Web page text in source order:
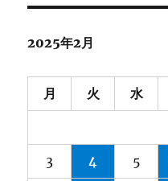
2025年2月
月 火 水
3 4 5